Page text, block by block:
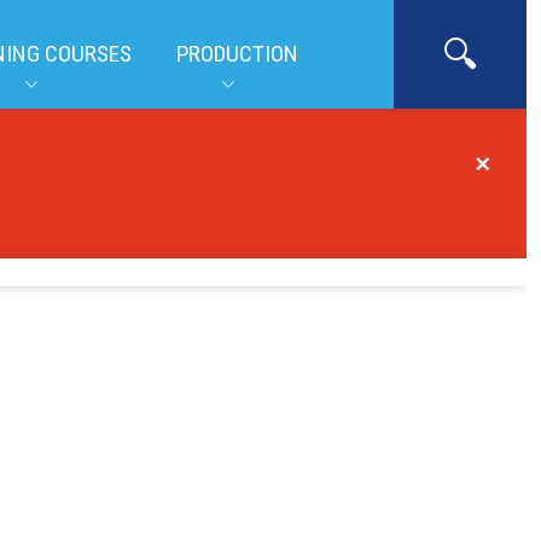
COURSES PRODUCTION
×